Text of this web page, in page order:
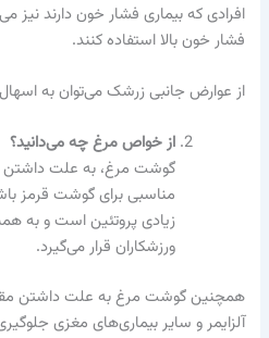
افرادی که بیماری فشار خون دارند نیز
فشار خون بالا استفاده کنند.
از عوارض جانبی زرشک می‌توان به
از خواص مرغ چه می‌دانید؟
گوشت مرغ، به علت داشتن
مناسبی برای گوشت قرمز
زیادی پروتئین است و به
ورزشکاران قرار می‌گیرد.
همچنین گوشت مرغ به علت داشتن
آلزایمر و سایر بیماری‌های مغزی